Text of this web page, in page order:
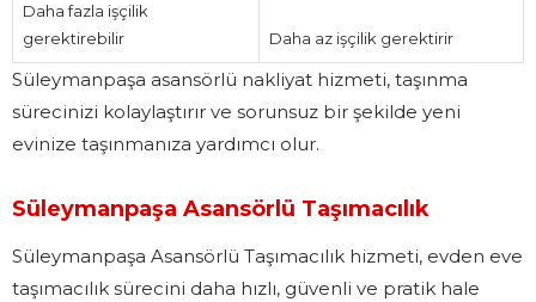
Daha fazla işçilik
gerektirebilir
Daha az işçilik gerektirir
Süleymanpaşa asansörlü nakliyat hizmeti, taşınma
sürecinizi kolaylaştırır ve sorunsuz bir şekilde yeni
evinize taşınmanıza yardımcı olur.
Süleymanpaşa Asansörlü Taşımacılık
Süleymanpaşa Asansörlü Taşımacılık hizmeti, evden eve
taşımacılık sürecini daha hızlı, güvenli ve pratik hale